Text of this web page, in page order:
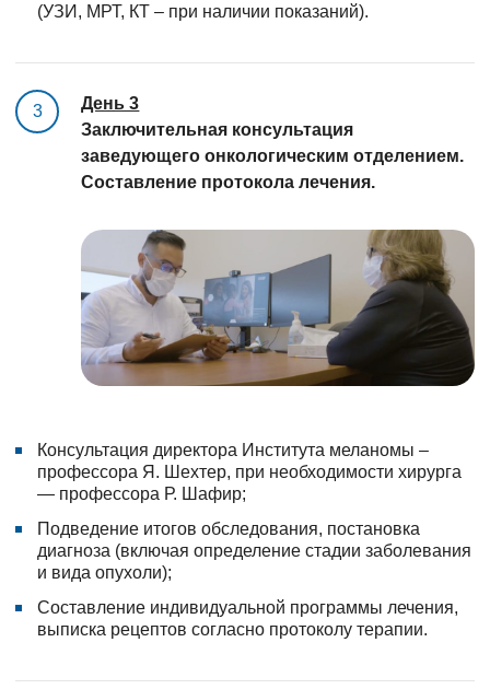
(УЗИ, МРТ, КТ – при наличии показаний).
3
День 3
Заключительная консультация
заведующего онкологическим отделением.
Составление протокола лечения.
Консультация директора Института меланомы –
профессора Я. Шехтер, при необходимости хирурга
— профессора Р. Шафир;
Подведение итогов обследования, постановка
диагноза (включая определение стадии заболевания
и вида опухоли);
Составление индивидуальной программы лечения,
выписка рецептов согласно протоколу терапии.